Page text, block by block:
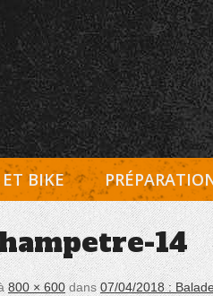
BIKE
14
800 × 600dans07/04/2018 :